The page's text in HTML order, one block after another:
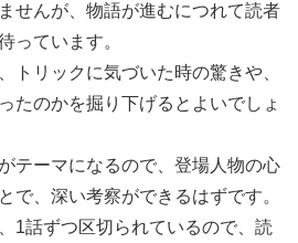
せんが、物語が進むにつれて読者
っています。
トリックに気づいた時の驚きや、
たのかを掘り下げるとよいでしょ
テーマになるので、登場人物の心
で、深い考察ができるはずです。
1話ずつ区切られているので、読